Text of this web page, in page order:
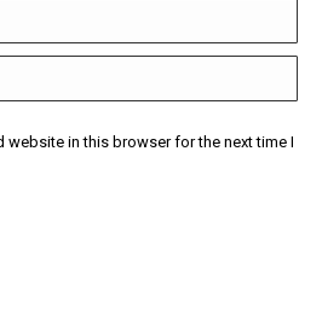
website in this browser for the next time I